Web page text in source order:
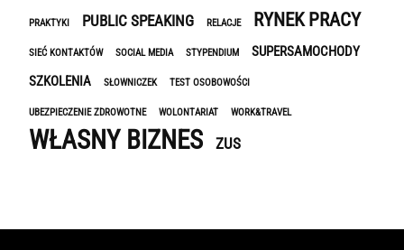
PRAKTYKI PUBLIC SPEAKING RELACJE RYNEK PRACY
SIEĆ KONTAKTÓW SOCIAL MEDIA STYPENDIUM
SUPERSAMOCHODY
SZKOLENIA
SŁOWNICZEK TEST OSOBOWOŚCI
UBEZPIECZENIE ZDROWOTNE WOLONTARIAT WORK&TRAVEL
WŁASNY BIZNES ZUS